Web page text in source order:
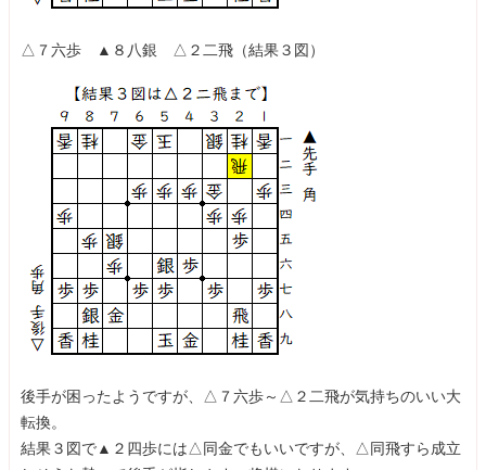
△７六歩 ▲８八銀 △２二飛（結果３図）
後手が困ったようですが、△７六歩～△２二飛が気持ちのいい大
転換。
結果３図で▲２四歩には△同金でもいいですが、△同飛すら成立